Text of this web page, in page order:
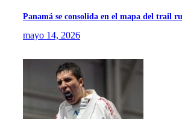
Panamá se consolida en el mapa del trail
mayo 14, 2026